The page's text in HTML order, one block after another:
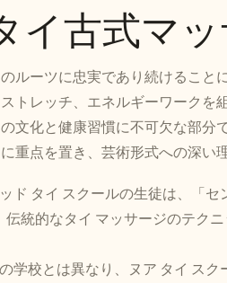
イ古式マ
ルーツに忠実であり続けること
トレッチ、エネルギーワークを
文化と健康習慣に不可欠な部
重点を置き、芸術形式への深い
ド タイ スクールの生徒は、「
伝統的なタイ マッサージのテク
学校とは異なり、ヌア タイ ス